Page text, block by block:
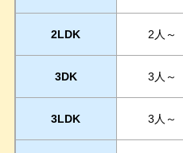
2LDK 2人～
3DK 3人～
3LDK 3人～